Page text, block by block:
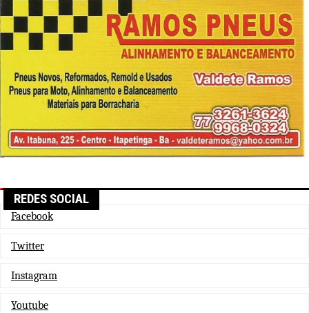
REDES SOCIAL
Facebook
Twitter
Instagram
Youtube